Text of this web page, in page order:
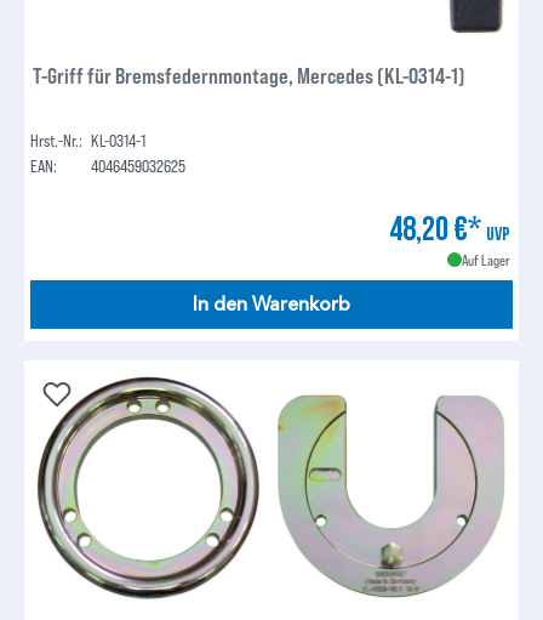
T-Griff für Bremsfedernmontage, Mercedes (KL-0314-1)
Hrst.-Nr.: KL-0314-1
EAN:
4046459032625
48,20 €* UVP
Auf Lager
In den Warenkorb